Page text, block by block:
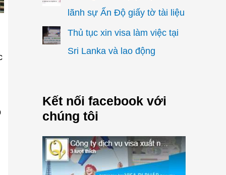
lãnh sự Ấn Độ giấy tờ tài liệu
Thủ tục xin visa làm việc tại
Sri Lanka và lao động
Kết nối facebook với
chúng tôi